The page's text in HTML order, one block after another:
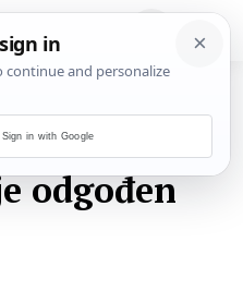
odgođen
Sign in with Google